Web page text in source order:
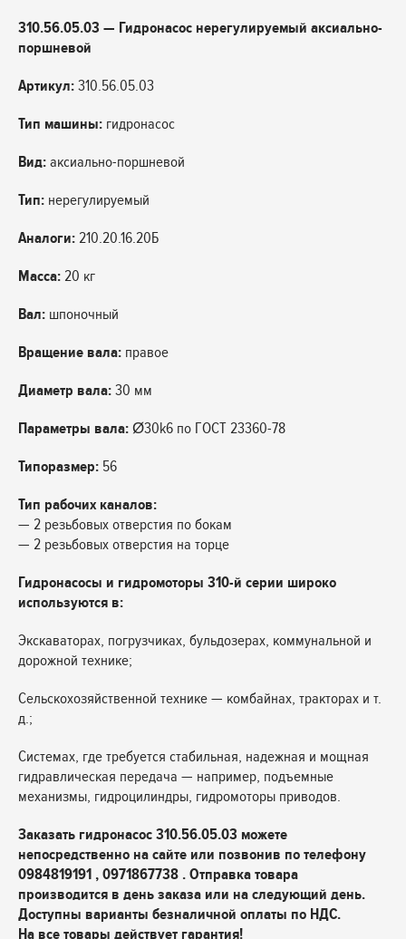
310.56.05.03 — Гидронасос нерегулируемый аксиально-
поршневой
Артикул: 310.56.05.03
Тип машины: гидронасос
Вид: аксиально-поршневой
Тип: нерегулируемый
Аналоги: 210.20.16.20Б
Масса: 20 кг
Вал: шпоночный
Вращение вала: правое
Диаметр вала: 30 мм
Параметры вала: Ø30k6 по ГОСТ 23360-78
Типоразмер: 56
Тип рабочих каналов:
— 2 резьбовых отверстия по бокам
— 2 резьбовых отверстия на торце
Гидронасосы и гидромоторы 310-й серии широко
используются в:
Экскаваторах, погрузчиках, бульдозерах, коммунальной и
дорожной технике;
Сельскохозяйственной технике — комбайнах, тракторах и т.
д.;
Системах, где требуется стабильная, надежная и мощная
гидравлическая передача — например, подъемные
механизмы, гидроцилиндры, гидромоторы приводов.
Заказать гидронасос 310.56.05.03 можете
непосредственно на сайте или позвонив по телефону
0984819191 , 0971867738 . Отправка товара
производится в день заказа или на следующий день.
Доступны варианты безналичной оплаты по НДС.
На все товары действует гарантия!